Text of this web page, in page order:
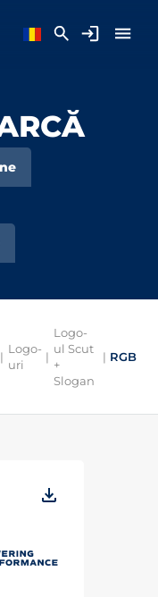
|
Logo-
uri
|
Logo-
ul Scut
+
Slogan
| RGB